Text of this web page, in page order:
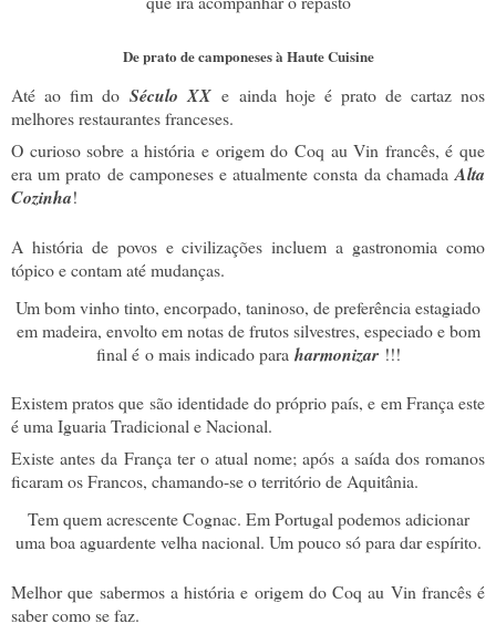
De prato de camponeses à Haute Cuisine
Até ao fim doSéculo XX e ainda hoje é prato de cartaz nos
melhores restaurantes franceses.
O curioso sobre a história e origem do Coq au Vin francês, é que
era um prato de camponeses e atualmente consta da chamada Alta
Cozinha!
A história de povos e civilizações incluem a gastronomia como
tópico e contam até mudanças.
Um bom vinho tinto, encorpado, taninoso, de preferência estagiado
em madeira, envolto em notas de frutos silvestres, especiado e bom
final é o mais indicado para harmonizar!!!
Existem pratos que são identidade do próprio país, e em França este
é uma Iguaria Tradicional e Nacional.
Existe antes da França ter o atual nome; após a saída dos romanos
ficaram os Francos, chamando-se o território de Aquitânia.
Tem quem acrescente Cognac. Em Portugal podemos adicionar
uma boa aguardente velha nacional. Um pouco só para dar espírito.
Melhor que sabermos a história e origem do Coq au Vin francês é
saber como se faz.